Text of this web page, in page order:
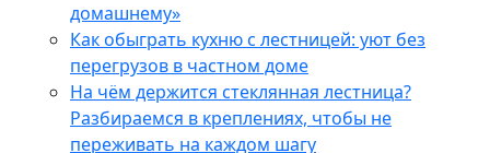
домашнему»
Как обыграть кухню с лестницей: уют без
перегрузов в частном доме
На чём держится стеклянная лестница?
Разбираемся в креплениях, чтобы не
переживать на каждом шагу